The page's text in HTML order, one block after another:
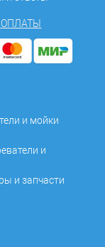
и мойки
и
и запчасти